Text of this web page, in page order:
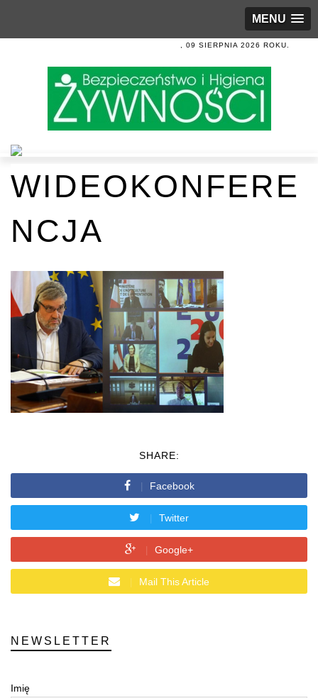
MENU
, 09 SIERPNIA 2026 ROKU.
WIDEOKONFERE
NCJA
SHARE:
Facebook
Twitter
Google+
Mail This Article
NEWSLETTER
Imię